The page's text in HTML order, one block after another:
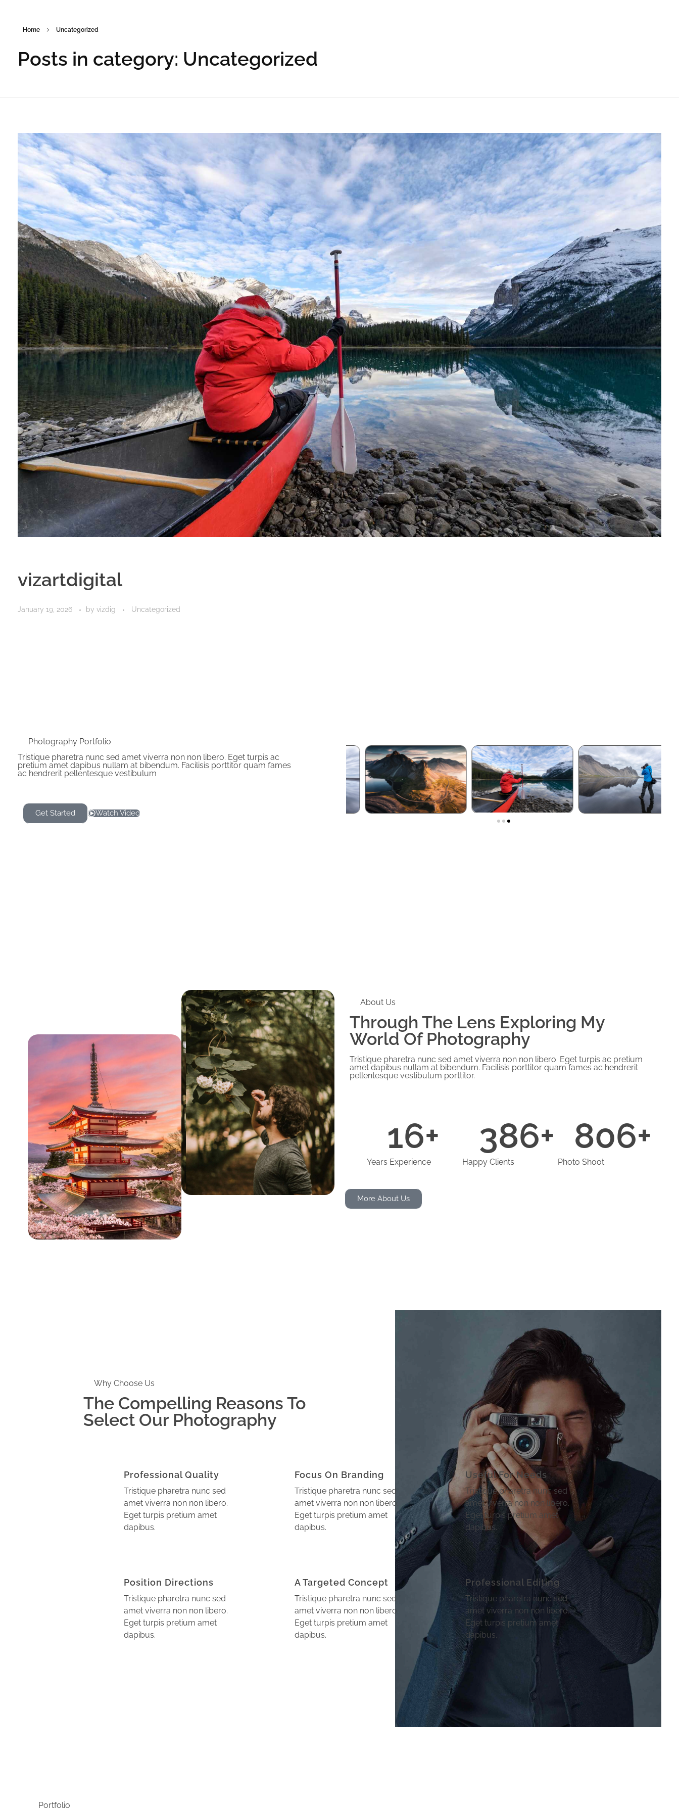
Home Uncategorized
Posts in category: Uncategorized
vizartdigital
January 19, 2026 by vizdig Uncategorized
Photography Portfolio
Tristique pharetra nunc sed amet viverra non non libero. Eget turpis ac
pretium amet dapibus nullam at bibendum. Facilisis porttitor quam fames
ac hendrerit pellentesque vestibulum
Get Started Watch Video
About Us
Through The Lens Exploring My
World Of Photography
Tristique pharetra nunc sed amet viverra non non libero. Eget turpis ac pretium
amet dapibus nullam at bibendum. Facilisis porttitor quam fames ac hendrerit
pellentesque vestibulum porttitor.
16+
Years Experience
386+
Happy Clients
806+
Photo Shoot
More About Us
Why Choose Us
The Compelling Reasons To
Select Our Photography
Professional Quality
Tristique pharetra nunc sed
amet viverra non non libero.
Eget turpis pretium amet
dapibus.
Focus On Branding
Tristique pharetra nunc sed
amet viverra non non libero.
Eget turpis pretium amet
dapibus.
Useful For Needs
Tristique pharetra nunc sed
amet viverra non non libero.
Eget turpis pretium amet
dapibus.
Position Directions
Tristique pharetra nunc sed
amet viverra non non libero.
Eget turpis pretium amet
dapibus.
A Targeted Concept
Tristique pharetra nunc sed
amet viverra non non libero.
Eget turpis pretium amet
dapibus.
Professional Editing
Tristique pharetra nunc sed
amet viverra non non libero.
Eget turpis pretium amet
dapibus.
Portfolio